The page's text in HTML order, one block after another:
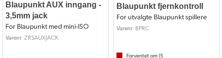
Blaupunkt AUX inngang -
3,5mm jack
For Blaupunkt med mini-ISO
Varenr ZRSAUXJACK
Blaupunkt fjernkontroll
For utvalgte Blaupunkt spillere
Varenr BPRC
Forventet om (5